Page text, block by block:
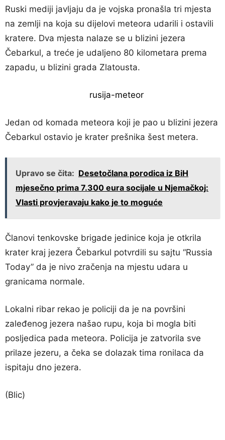
Ruski mediji javljaju da je vojska pronašla tri mjesta
na zemlji na koja su dijelovi meteora udarili i ostavili
kratere. Dva mjesta nalaze se u blizini jezera
Čebarkul, a treće je udaljeno 80 kilometara prema
zapadu, u blizini grada Zlatousta.
Jedan od komada meteora koji je pao u blizini jezera
Čebarkul ostavio je krater prešnika šest metera.
Upravo se čita: Desetočlana porodica iz BiH
mjesečno prima 7.300 eura socijale u Njemačkoj:
Vlasti provjeravaju kako je to moguće
Članovi tenkovske brigade jedinice koja je otkrila
krater kraj jezera Čebarkul potvrdili su sajtu “Russia
Today” da je nivo zračenja na mjestu udara u
granicama normale.
Lokalni ribar rekao je policiji da je na površini
zaleđenog jezera našao rupu, koja bi mogla biti
posljedica pada meteora. Policija je zatvorila sve
prilaze jezeru, a čeka se dolazak tima ronilaca da
ispitaju dno jezera.
(Blic)